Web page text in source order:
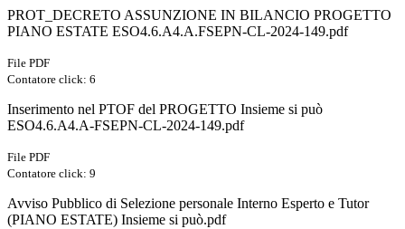
PROT_DECRETO ASSUNZIONE IN BILANCIO PROGETTO
PIANO ESTATE ESO4.6.A4.A.FSEPN-CL-2024-149.pdf
File PDF
Contatore click: 6
Inserimento nel PTOF del PROGETTO Insieme si può
ESO4.6.A4.A-FSEPN-CL-2024-149.pdf
File PDF
Contatore click: 9
Avviso Pubblico di Selezione personale Interno Esperto e Tutor
(PIANO ESTATE) Insieme si può.pdf